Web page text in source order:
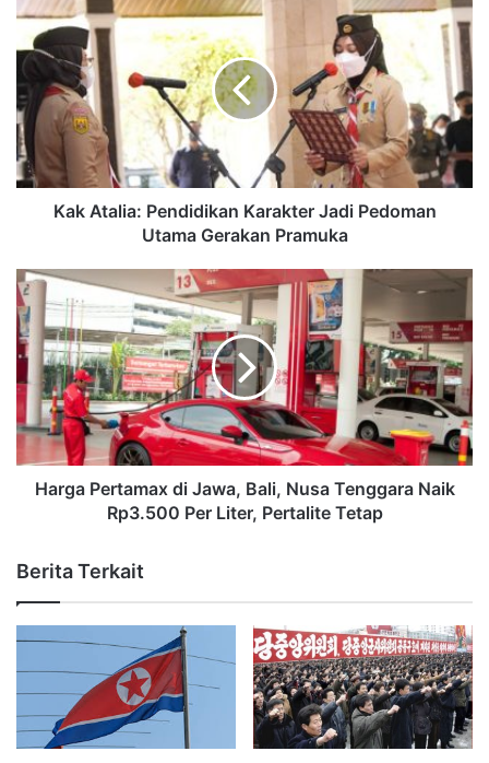
Kak Atalia: Pendidikan Karakter Jadi Pedoman
Utama Gerakan Pramuka
Harga Pertamax di Jawa, Bali, Nusa Tenggara Naik
Rp3.500 Per Liter, Pertalite Tetap
Berita Terkait